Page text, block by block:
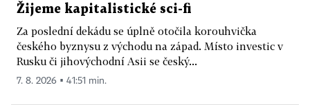
Žijeme kapitalistické sci-fi
Za poslední dekádu se úplně otočila korouhvička
českého byznysu z východu na západ. Místo investic v
Rusku či jihovýchodní Asii se český...
7. 8. 2026 ▪ 41:51 min.